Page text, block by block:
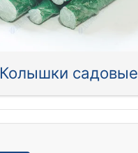
Колышки садовые